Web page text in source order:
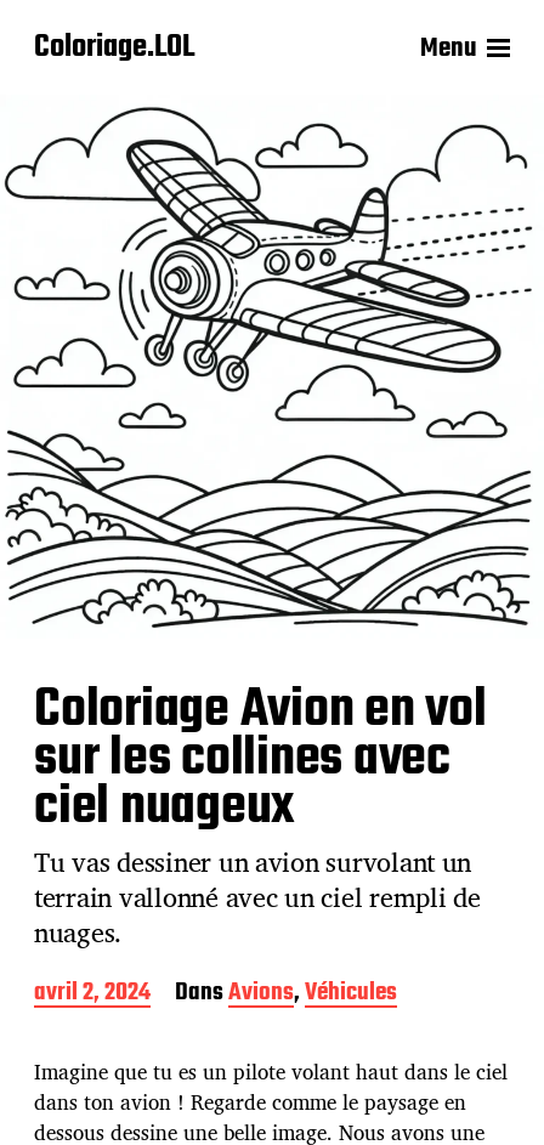
Coloriage.LOL Menu
Coloriage Avion en vol
sur les collines avec
ciel nuageux
Tu vas dessiner un avion survolant un
terrain vallonné avec un ciel rempli de
nuages.
D
a
e
d
e
avril 2, 2024 DansAvions,Véhicules
Imagine que tu es un pilote volant haut dans le ciel
dans ton avion ! Regarde comme le paysage en
dessous dessine une belle image. Nous avons une